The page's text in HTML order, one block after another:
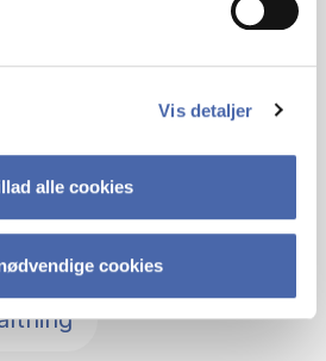
Vis detaljer
alle cookies
cookies